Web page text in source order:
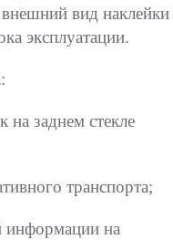
вид наклейки
эксплуатации.
на заднем стекле
транспорта;
информации на